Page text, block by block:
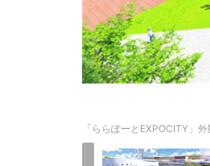
「ららぽーとEXPOCITY」外